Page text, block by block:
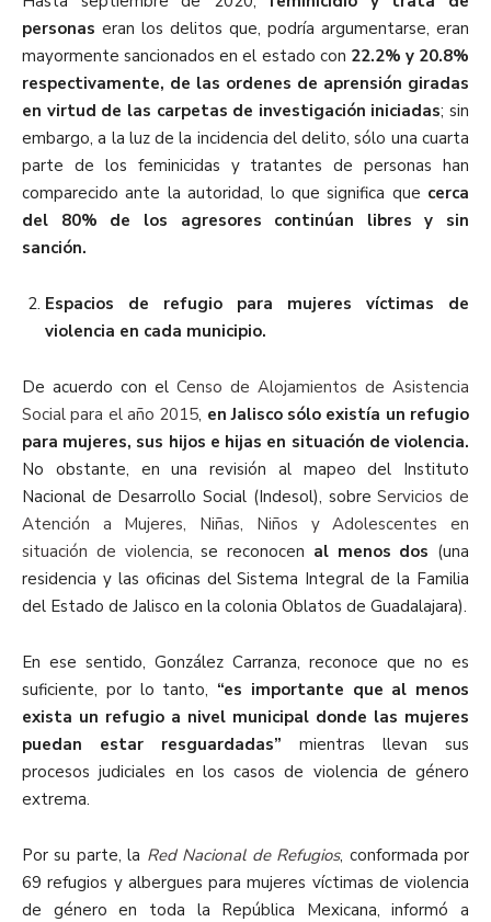
personas eran los delitos que, podría argumentarse, eran
mayormente sancionados en el estado con 22.2% y 20.8%
respectivamente, de las ordenes de aprensión giradas
en virtud de las carpetas de investigación iniciadas; sin
embargo, a la luz de la incidencia del delito, sólo una cuarta
parte de los feminicidas y tratantes de personas han
comparecido ante la autoridad, lo que significa que cerca
del 80% de los agresores continúan libres y sin
sanción.
Espacios de refugio para mujeres víctimas de
violencia en cada municipio.
De acuerdo con el Censo de Alojamientos de Asistencia
Social para el año 2015, en Jalisco sólo existía un refugio
para mujeres, sus hijos e hijas en situación de violencia.
No obstante, en una revisión al mapeo del Instituto
Nacional de Desarrollo Social (Indesol), sobreServicios de
Atención a Mujeres, Niñas, Niños y Adolescentes en
situación de violencia, se reconocen al menos dos (una
residencia y las oficinas del Sistema Integral de la Familia
del Estado de Jalisco en la colonia Oblatos de Guadalajara).
En ese sentido, González Carranza, reconoce que no es
suficiente, por lo tanto, “es importante que al menos
exista un refugio a nivel municipal donde las mujeres
puedan estar resguardadas” mientras llevan sus
procesos judiciales en los casos de violencia de género
extrema.
Por su parte, la Red Nacional de Refugios, conformada por
69 refugios y albergues para mujeres víctimas de violencia
de género en toda la República Mexicana, informó a